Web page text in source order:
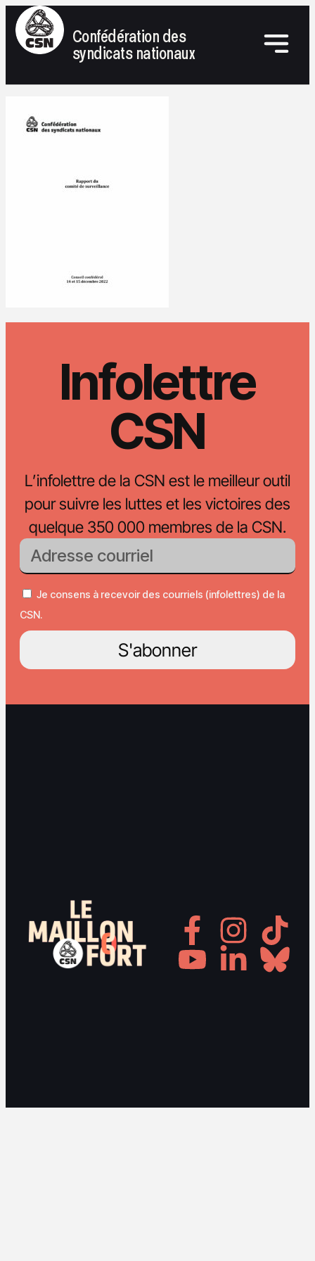
Confédération des
syndicats nationaux
Infolettre
CSN
L’infolettre de la CSN est le meilleur outil
pour suivre les luttes et les victoires des
quelque 350 000 membres de la CSN.
Je consens à recevoir des courriels (infolettres) de la
CSN.
S'abonner